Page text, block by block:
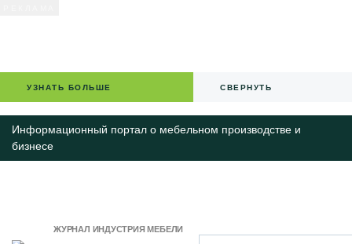
УЗНАТЬ БОЛЬШЕ СВЕРНУТЬ
Информационный портал о мебельном производстве и
бизнесе
ЖУРНАЛ ИНДУСТРИЯ МЕБЕЛИ